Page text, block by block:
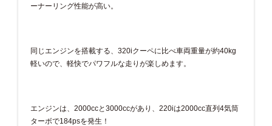
ーナーリング性能が高い。
同じエンジンを搭載する、320iクーペに比べ車両重量が約40kg
軽いので、軽快でパワフルな走りが楽しめます。
エンジンは、2000ccと3000ccがあり、220iは2000cc直列4気筒
ターボで184psを発生！